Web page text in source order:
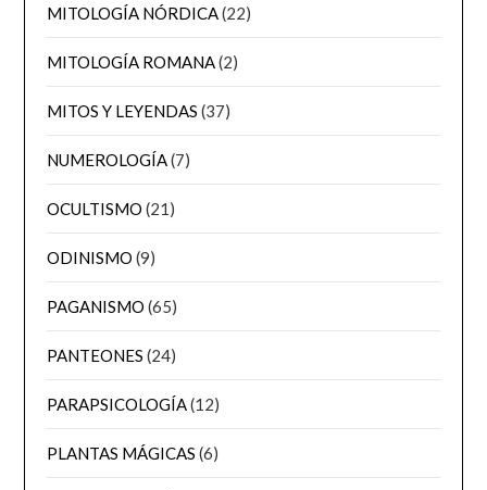
MITOLOGÍA NÓRDICA(22)
MITOLOGÍA ROMANA(2)
MITOS Y LEYENDAS (37)
NUMEROLOGÍA(7)
OCULTISMO (21)
ODINISMO (9)
PAGANISMO (65)
PANTEONES (24)
PARAPSICOLOGÍA(12)
PLANTAS MÁGICAS (6)